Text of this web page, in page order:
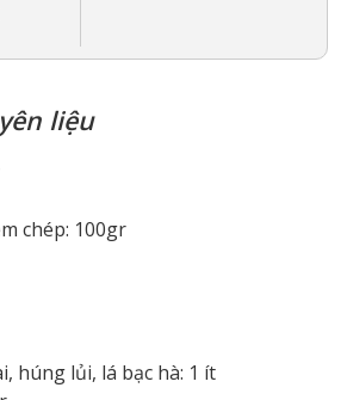
liệu
chép: 100gr
húng lủi, lá bạc hà: 1 ít